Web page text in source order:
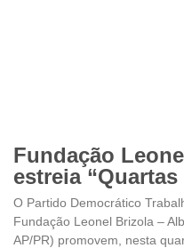
Fundação
estreia
O Partido Democrático
Fundação Leonel Brizola –
AP/PR) promovem, nesta